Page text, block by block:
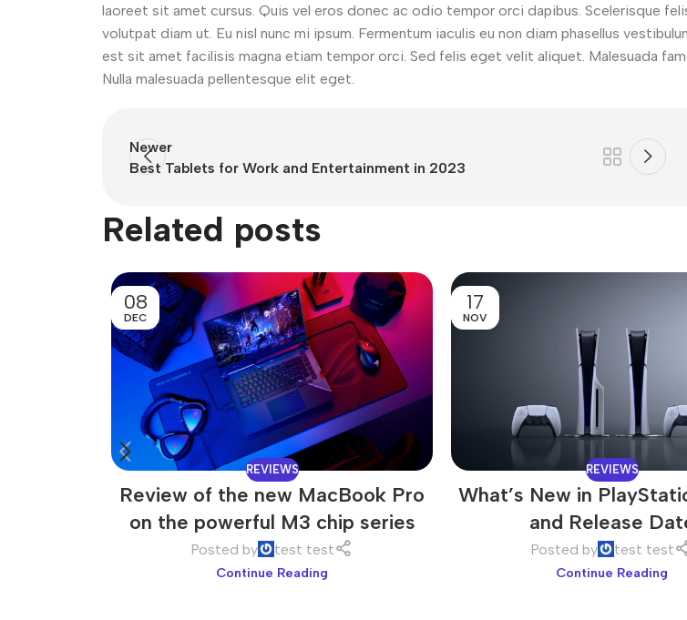
laoreet sit amet cursus. Quis vel eros donec ac odio tempor orci dapibus. Scelerisque
volutpat diam ut. Eu nisl nunc mi ipsum. Fermentum iaculis eu non diam phasellus
est sit amet facilisis magna etiam tempor orci. Sed felis eget velit aliquet. Malesuada
Nulla malesuada pellentesque elit eget.
Newer
Best Tablets for Work and Entertainment in 2023
Related posts
08
DEC
REVIEWS
Review of the new MacBook Pro
on the powerful M3 chip series
Posted by test test
Continue Reading
17
NOV
REVIEWS
What’s New in
and Release
Posted by test test
Continue Reading